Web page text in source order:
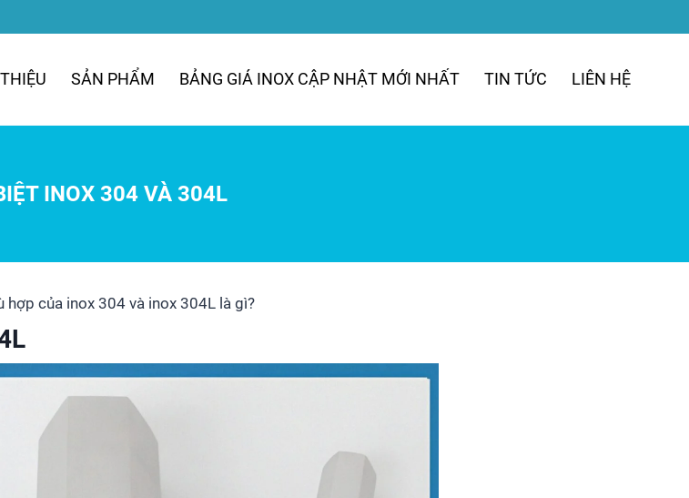
SẢN PHẨM BẢNG GIÁ INOX CẬP NHẬT MỚI NHẤT TIN TỨC LIÊN HỆ
INOX 304 VÀ 304L
của inox 304 và inox 304L là gì?